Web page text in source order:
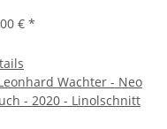
€ *